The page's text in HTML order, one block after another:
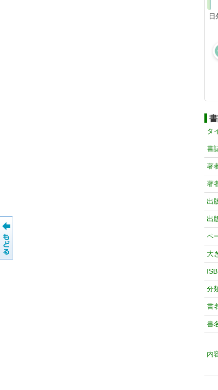
日
タ
書
著
著
出
出
ペ
大
分
書
書
内